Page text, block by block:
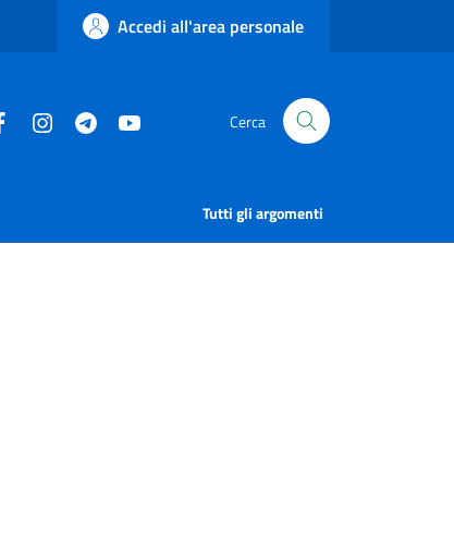
Accedi all'area personale
Cerca
Tutti gli argomenti